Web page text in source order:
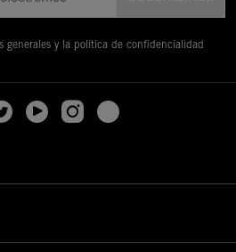
generales y la política de confidencialidad